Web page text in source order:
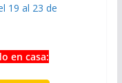
19 al 23 de
en casa: